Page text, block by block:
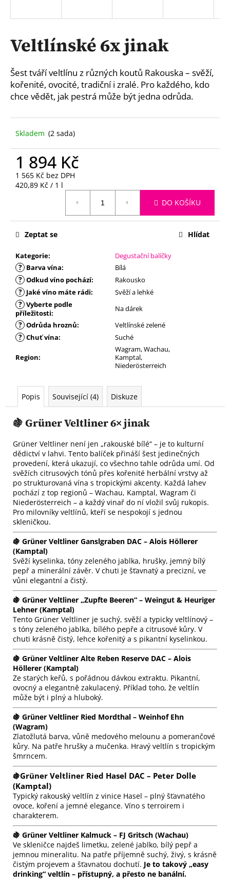
Veltlínské 6x jinak
Šest tváří veltlínu z různých koutů Rakouska – svěží,
kořenité, ovocité, tradiční i zralé. Pro každého, kdo
chce vědět, jak pestrá může být jedna odrůda.
Skladem (2 sada)
1 894 Kč
1 565 Kč bez DPH
Měrná
420,89 Kč / 1 l
DO KOŠÍKU
Kategorie: Degustační balíčky
? Barva vína: Bílá
? Odkud víno pochází: Rakousko
? Jaké víno máte rádi: Svěží a lehké
? Vyberte podle
příležitosti: Na dárek
? Odrůda hroznů: Veltlínské zelené
? Chuť vína: Suché
Region:
Wagram, Wachau,
Kamptal,
Niederösterreich
Zeptat se Hlídat
Popis Související (4) Diskuze
🍇 Grüner Veltliner 6× jinak
Grüner Veltliner není jen „rakouské bílé“ – je to kulturní
dědictví v lahvi. Tento balíček přináší šest jedinečných
provedení, která ukazují, co všechno tahle odrůda umí. Od
svěžích citrusových tónů přes kořenité herbální vrstvy až
po strukturovaná vína s tropickými akcenty. Každá lahev
pochází z top regionů – Wachau, Kamptal, Wagram či
Niederösterreich – a každý vinař do ní vložil svůj rukopis.
Pro milovníky veltlínů, kteří se nespokojí s jednou
skleničkou.
🍇 Grüner Veltliner Ganslgraben DAC – Alois Höllerer
(Kamptal)
Svěží kyselinka, tóny zeleného jablka, hrušky, jemný bílý
pepř a minerální závěr. V chuti je šťavnatý a precizní, ve
vůni elegantní a čistý.
🍇 Grüner Veltliner „Zupfte Beeren“ – Weingut & Heuriger
Lehner (Kamptal)
Tento Grüner Veltliner je suchý, svěží a typicky veltlínový –
s tóny zeleného jablka, bílého pepře a citrusové kůry. V
chuti krásně čistý, lehce kořenitý a s pikantní kyselinkou.
🍇 Grüner Veltliner Alte Reben Reserve DAC – Alois
Höllerer (Kamptal)
Ze starých keřů, s pořádnou dávkou extraktu. Pikantní,
ovocný a elegantně zakulacený. Příklad toho, že veltlín
může být i plný a hluboký.
🍇 Grüner Veltliner Ried Mordthal – Weinhof Ehn
(Wagram)
Zlatožlutá barva, vůně medového melounu a pomerančové
kůry. Na patře hrušky a mučenka. Hravý veltlín s tropickým
šmrncem.
🍇Grüner Veltliner Ried Hasel DAC – Peter Dolle
(Kamptal)
Typický rakouský veltlín z vinice Hasel – plný šťavnatého
ovoce, koření a jemné elegance. Víno s terroirem i
charakterem.
🍇 Grüner Veltliner Kalmuck – FJ Gritsch (Wachau)
Ve skleničce najdeš limetku, zelené jablko, bílý pepř a
jemnou mineralitu. Na patře příjemně suchý, živý, s krásně
čistým projevem a šťavnatou dochutí. Je to takový „easy
drinking“ veltlín – přístupný, a přesto ne banální.
í
t
?
HLEDAT
D
o
p
u
e
m
e